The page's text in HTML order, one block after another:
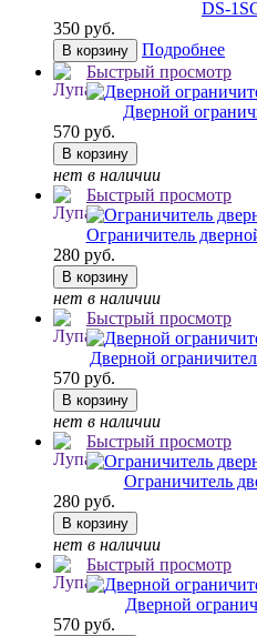
DS-1
350 руб.
В корзину
Подробнее
Быстрый просмотр
Дверной
570 руб.
В корзину
нет в наличии
Быстрый просмотр
Ограничитель
280 руб.
В корзину
нет в наличии
Быстрый просмотр
Дверной
570 руб.
В корзину
нет в наличии
Быстрый просмотр
Ограничитель
280 руб.
В корзину
нет в наличии
Быстрый просмотр
Дверной
570 руб.